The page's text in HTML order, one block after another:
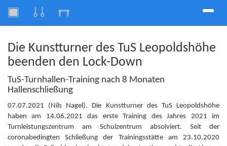
Toggle
Die Kunstturner des TuS Leopoldshöhe
beenden den Lock-Down
TuS-Turnhallen-Training nach 8 Monaten
Hallenschließung
07.07.2021 (Nils Nagel). Die Kunstturner des TuS Leopoldshöhe
haben am 14.06.2021 das erste Training des Jahres 2021 im
Turnleistungszentrum am Schulzentrum absolviert. Seit der
coronabedingten Schließung der Trainingsstätte am 23.10.2020